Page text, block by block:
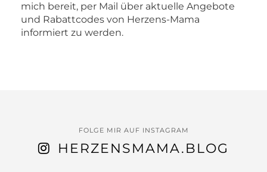
mich bereit, per Mail über aktuelle Angebote
und Rabattcodes von Herzens-Mama
informiert zu werden.
FOLGE MIR AUF INSTAGRAM
HERZENSMAMA.BLOG